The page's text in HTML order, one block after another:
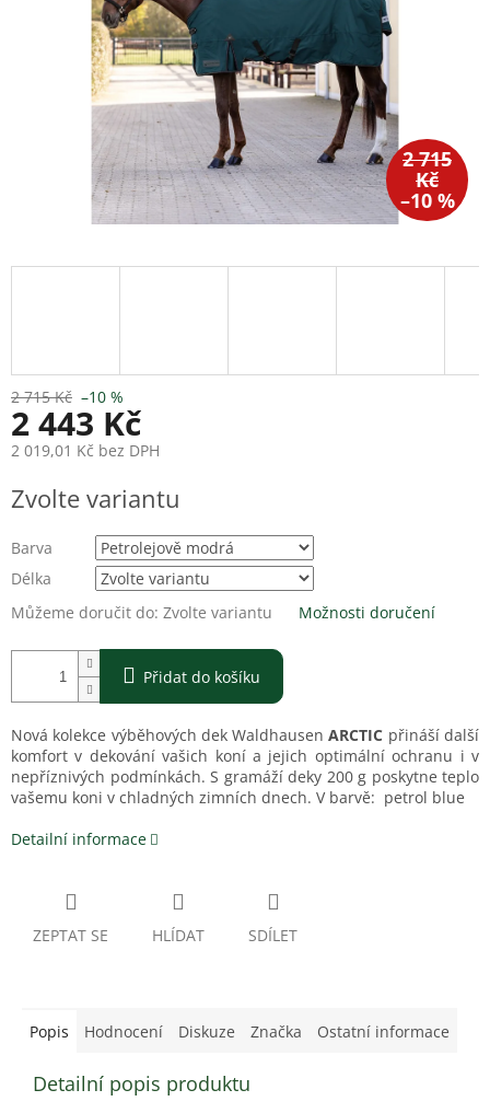
2 715
Kč
–10 %
2 715 Kč –10 %
2 443 Kč
2 019,01 Kč bez DPH
cena:
Zvolte variantu
Barva
Délka
Můžeme doručit do: Zvolte variantu Možnosti doručení
Přidat do košíku
Nová kolekce výběhových dek WaldhausenARCTIC přináší další
komfort v dekování vašich koní a jejich optimální ochranu i v
nepříznivých podmínkách. S gramáží deky 200 g poskytne teplo
vašemu koni v chladných zimních dnech. V barvě: petrol blue
Detailní informace
ZEPTAT SE HLÍDAT SDÍLET
Popis Hodnocení Diskuze Značka Ostatní informace
Detailní popis produktu